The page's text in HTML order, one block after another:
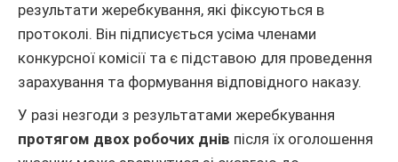
результати жеребкування, які фіксуються в
протоколі. Він підписується усіма членами
конкурсної комісії та є підставою для проведення
зарахування та формування відповідного наказу.
У разі незгоди з результатами жеребкування
протягом двох робочих днів після їх оголошення